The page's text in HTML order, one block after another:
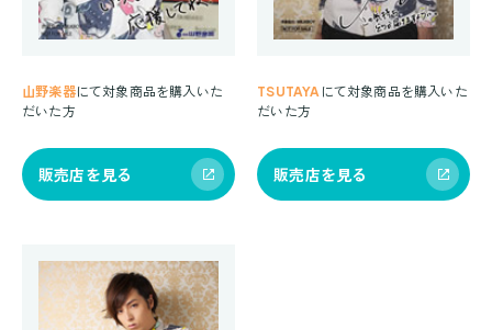
山野楽器にて対象商品を購入いた
だいた方
販売店を見る
TSUTAYA にて対象商品を購入いた
だいた方
販売店を見る